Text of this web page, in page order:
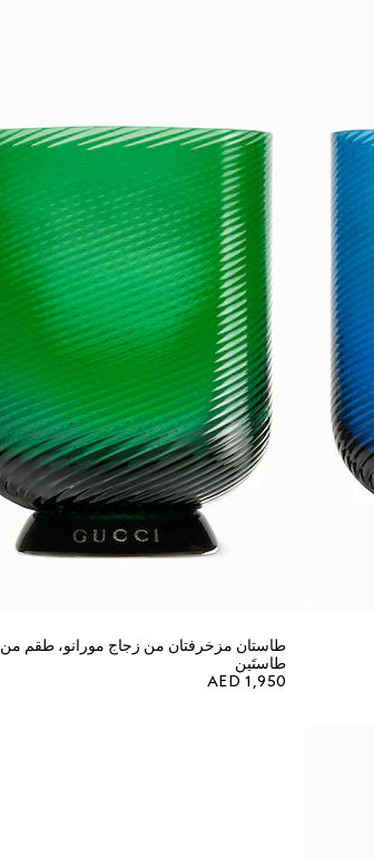
طاستان مزخرفتان من زجاج مورانو، طقم من
طاستَين
AED 1,950